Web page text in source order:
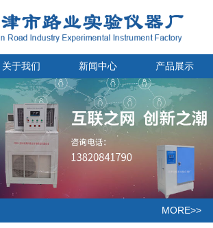
关于我们 新闻中心 产品展示
MORE>>